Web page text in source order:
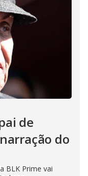
de
do
BLK Prime vai